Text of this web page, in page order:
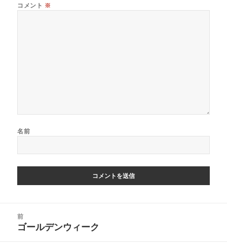
ン
コメント ※
名前
前
前
ゴールデンウィーク